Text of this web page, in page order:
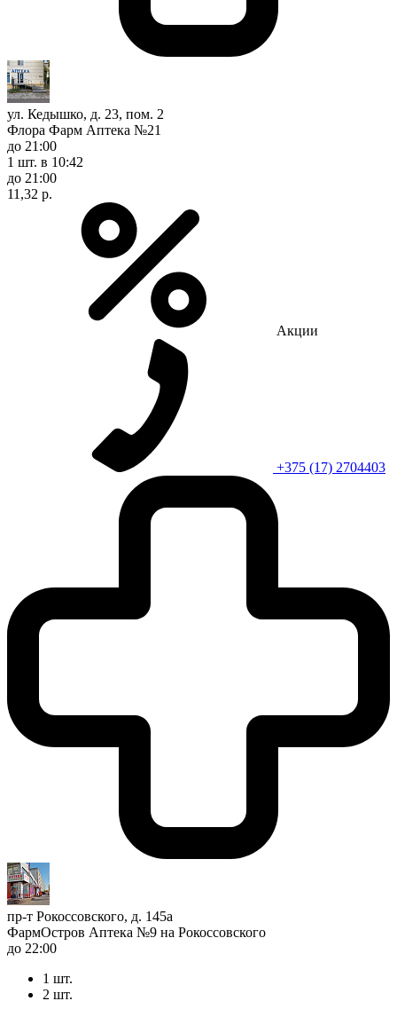
ул. Кедышко, д. 23, пом. 2
Флора Фарм Аптека №21
до 21:00
1 шт. в 10:42
до 21:00
11,32 р.
Акции
+375 (17) 2704403
пр-т Рокоссовского, д. 145а
ФармОстров Аптека №9 на Рокоссовского
до 22:00
1 шт.
2 шт.